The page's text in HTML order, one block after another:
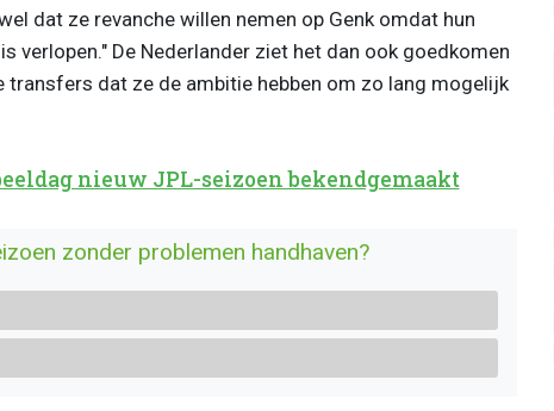
dat ze revanche willen nemen op Genk omdat hun
verlopen." De Nederlander ziet het dan ook goedkomen
transfers dat ze de ambitie hebben om zo lang mogelijk
nieuw JPL-seizoen bekendgemaakt
zonder problemen handhaven?